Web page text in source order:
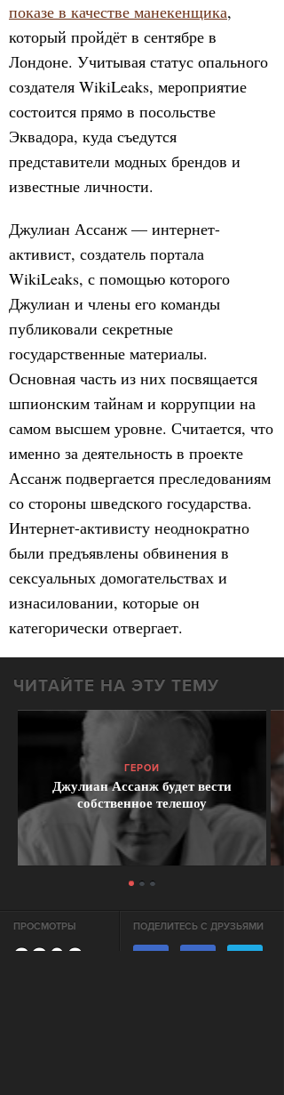
показе в качестве манекенщика,
который пройдёт в сентябре в
Лондоне. Учитывая статус опального
создателя WikiLeaks, мероприятие
состоится прямо в посольстве
Эквадора, куда съедутся
представители модных брендов и
известные личности.
Джулиан Ассанж — интернет-
активист, создатель портала
WikiLeaks, с помощью которого
Джулиан и члены его команды
публиковали секретные
государственные материалы.
Основная часть из них посвящается
шпионским тайнам и коррупции на
самом высшем уровне. Считается, что
именно за деятельность в проекте
Ассанж подвергается преследованиям
со стороны шведского государства.
Интернет-активисту неоднократно
были предъявлены обвинения в
сексуальных домогательствах и
изнасиловании, которые он
категорически отвергает.
ЧИТАЙТЕ НА ЭТУ ТЕМУ
ГЕРОИ
Джулиан Ассанж будет вести
собственное телешоу
ПРОСМОТРЫ
2398
ПОДЕЛИТЕСЬ С ДРУЗЬЯМИ